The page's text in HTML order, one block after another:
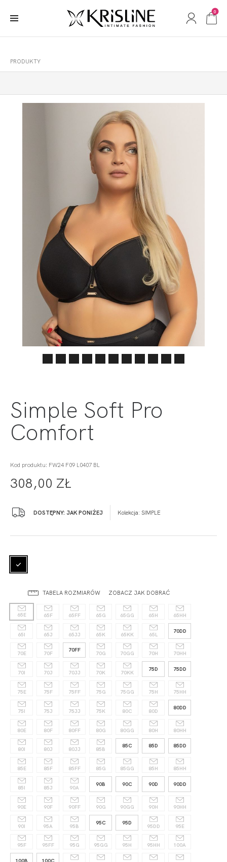
0
PRODUKTY
Simple Soft Pro
Comfort
Kod produktu: FW24 F09 L0407 BL
308,00 ZŁ
DOSTĘPNY: JAK PONIŻEJ Kolekcja: SIMPLE
TABELA ROZMIARÓW ZOBACZ JAK DOBRAĆ
65E 65F 65FF 65G 65GG 65H 65HH
65I 65J 65JJ 65K 65KK 65L
70DD
70E 70F
70FF
70G 70GG 70H 70HH
70I 70J 70JJ 70K 70KK
75D 75DD
75E 75F 75FF 75G 75GG 75H 75HH
75I 75J 75JJ 75K 80C 80D
80DD
80E 80F 80FF 80G 80GG 80H 80HH
80I 80J 80JJ 85B
85C 85D 85DD
85E 85F 85FF 85G 85GG 85H 85HH
85I 85J 90A
90B 90C 90D 90DD
90E 90F 90FF 90G 90GG 90H 90HH
90I 95A 95B
95C 95D
95DD 95E
95F 95FF 95G 95GG 95H 95HH 100A